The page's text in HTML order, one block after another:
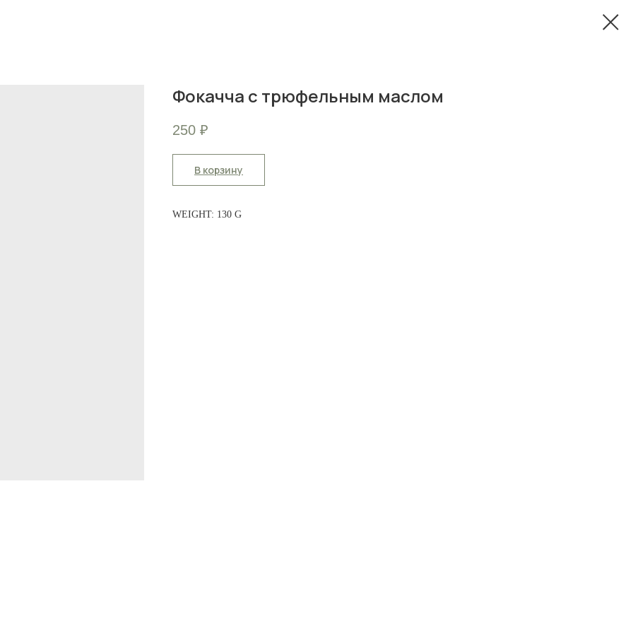
Фокачча с трюфельным маслом
250 ₽
В корзину
WEIGHT: 130 G